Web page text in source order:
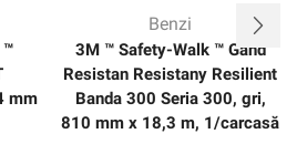
™
mm
Benzi
3M ™ Safety-Walk ™ Gand
Resistan Resistany Resilient
Banda 300 Seria 300, gri,
810 mm x 18,3 m, 1/carcasă